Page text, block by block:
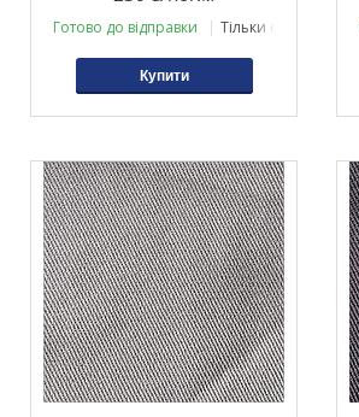
Готово до відправки Тільки оптом
Купити